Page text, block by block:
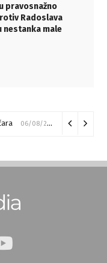
pravosnažno
Radoslava
nestanka male
06/08/2026